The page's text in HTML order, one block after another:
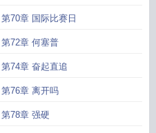
第70章 国际比赛日
第72章 何塞普
第74章 奋起直追
第76章 离开吗
第78章 强硬